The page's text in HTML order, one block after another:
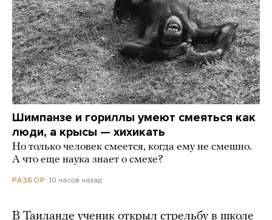
Шимпанзе и гориллы умеют смеяться как
люди, а крысы — хихикать
Но только человек смеется, когда ему не смешно.
А что еще наука знает о смехе?
РАЗБОР 10 часов назад
В Таиланде ученик открыл стрельбу в школе